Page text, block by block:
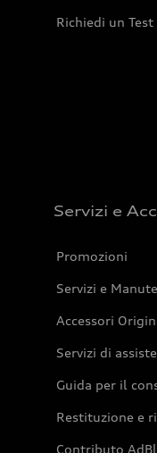
Richiedi un Test
Servizi e
Promozioni
Servizi e
Accessori
Servizi di
Guida per il
Restituzione e
Contributo